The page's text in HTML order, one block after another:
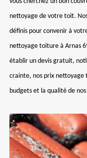
nettoyage de votre toit.
définis pour convenir à
nettoyage toiture à Arnas
établir un devis gratuit,
crainte, nos prix nettoyage
budgets et la qualité de